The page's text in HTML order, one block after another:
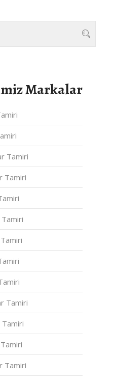
Markalar
Tamiri
Tamiri
Tamiri
Tamiri